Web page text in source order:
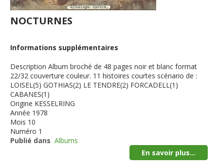
NOCTURNES
Informations supplémentaires
Description Album broché de 48 pages noir et blanc format
22/32 couverture couleur. 11 histoires courtes scénario de :
LOISEL(5) GOTHIAS(2) LE TENDRE(2) FORCADELL(1)
CABANES(1)
Origine KESSELRING
Année 1978
Mois 10
Numéro 1
Publié dans Albums
En savoir plus...